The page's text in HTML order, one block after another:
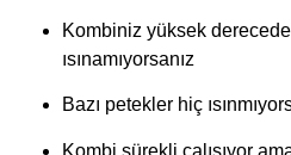
Kombiniz yüksek
ısınamıyorsanız
Bazı petekler hiç
Kombi sürekli çalışıyor